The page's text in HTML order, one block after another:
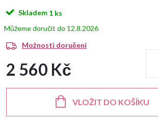
Skladem 1 ks
12.8.2026
Možnosti doručení
2 560 Kč
VLOŽIT DO KOŠÍKU